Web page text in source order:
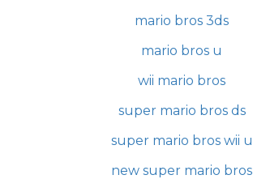
mario bros 3ds
mario bros u
wii mario bros
super mario bros ds
super mario bros wii u
new super mario bros